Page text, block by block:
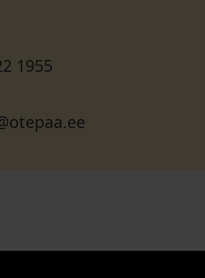
1955